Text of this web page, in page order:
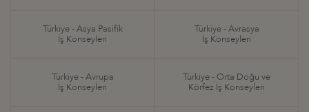
Türkiye - Asya Pasifik
İş Konseyleri
Türkiye - Avrasya
İş Konseyleri
Türkiye - Avrupa
İş Konseyleri
Türkiye - Orta Doğu ve
Körfez İş Konseyleri